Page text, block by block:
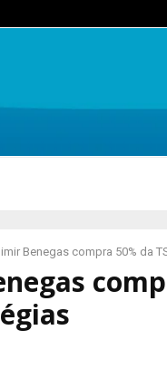
Benegas compra 50% da